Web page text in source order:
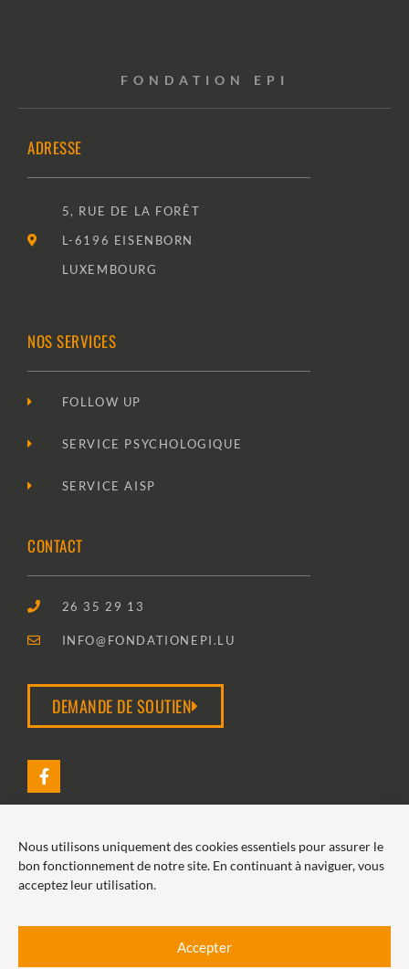
Nous utilisons uniquement des cookies essentiels pour assurer le
bon fonctionnement de notre site. En continuant à naviguer, vous
acceptez leur utilisation.
Accepter
FONDATION EPI
ADRESSE
5, RUE DE LA FORÊT
L-6196 EISENBORN
LUXEMBOURG
NOS SERVICES
FOLLOW UP
SERVICE PSYCHOLOGIQUE
SERVICE AISP
CONTACT
26 35 29 13
INFO@FONDATIONEPI.LU
DEMANDE DE SOUTIEN
2026 FONDATION EPI
POLITIQUE DE CONFIDENTIALITÉ